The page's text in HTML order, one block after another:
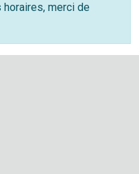
merci de